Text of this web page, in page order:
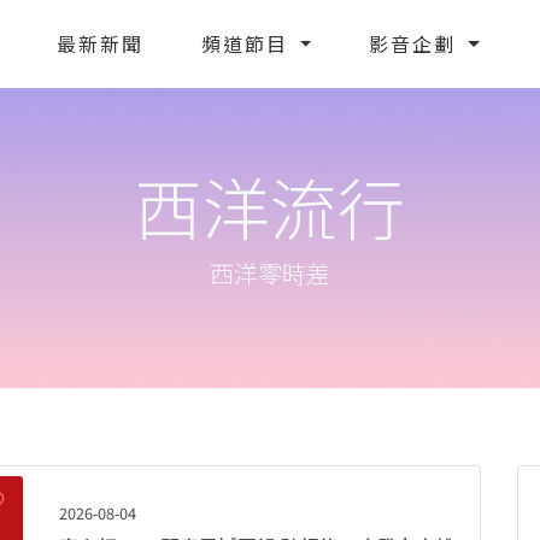
最新新聞 頻道節目 影音企劃
西洋流行
西洋零時差
2026-08-04